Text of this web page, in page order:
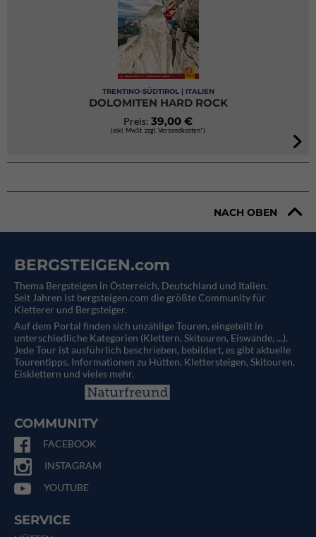
TRENTINO-SÜDTIROL | ITALIEN
DOLOMITEN HARD ROCK
Preis: 39,00 €
(inkl. MwSt. zzgl. Versandkosten*)
NACH OBEN
BERGSTEIGEN.com
Thema Bergsteigen in Österreich, Deutschland und Italien.
Seit Jahren ist bergsteigen.com die größte Community für
Kletterer und Bergsteiger.
Auf dem Portal finden sich unzählige Touren, eingeteilt in
unterschiedliche Kategorien (Klettern, Skitouren, Eiswände, ...).
Jede Tour ist ausführlich beschrieben, bebildert, es gibt aktuelle
Tourentipps, Informationen zu Hütten, Klettersteigen, Skitouren,
Eisklettern und vieles mehr.
COMMUNITY
FACEBOOK
INSTAGRAM
YOUTUBE
SERVICE